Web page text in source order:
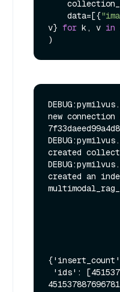
    data=[{
v} for k, v in
new connection
created
created an